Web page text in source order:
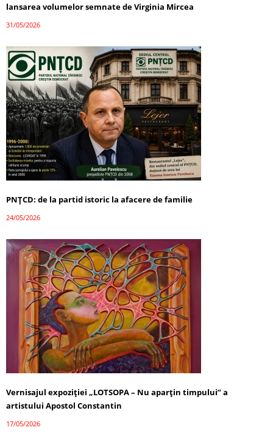
lansarea volumelor semnate de Virginia Mircea
31/05/2026
PNȚCD: de la partid istoric la afacere de familie
24/05/2026
Vernisajul expoziției „LOTSOPA – Nu aparțin timpului” a
artistului Apostol Constantin
17/05/2026